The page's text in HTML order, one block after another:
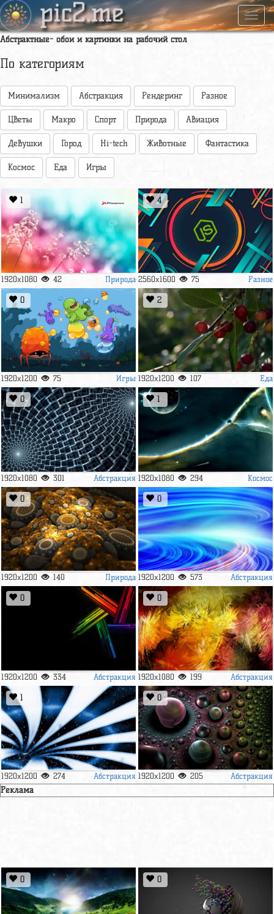
pic2.me
Абстрактные- обои и картинки на рабочий стол
По категориям
Минимализм Абстракция Рендеринг Разное
Цветы Макро Спорт Природа Авиация
Девушки Город Hi-tech Животные Фантастика
Космос Еда Игры
1
1920x1080 42 Природа
4
2560x1600 75 Разное
0
1920x1200 75 Игры
2
1920x1200 107 Еда
0
1920x1080 301 Абстракция
1
1920x1080 294 Космос
0
1920x1200 140 Природа
0
1920x1200 573 Абстракция
0
1920x1200 334 Абстракция
0
1920x1080 199 Абстракция
1
1920x1200 274 Абстракция
0
1920x1200 205 Абстракция
Реклама
0 0